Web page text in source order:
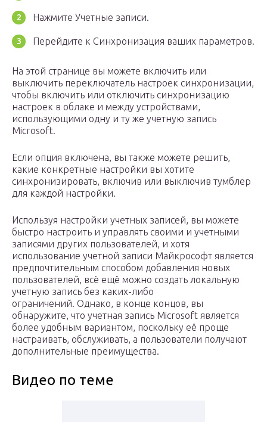
Нажмите Учетные записи.
Перейдите к Синхронизация ваших параметров.
На этой странице вы можете включить или
выключить переключатель настроек синхронизации,
чтобы включить или отключить синхронизацию
настроек в облаке и между устройствами,
использующими одну и ту же учетную запись
Microsoft.
Если опция включена, вы также можете решить,
какие конкретные настройки вы хотите
синхронизировать, включив или выключив тумблер
для каждой настройки.
Используя настройки учетных записей, вы можете
быстро настроить и управлять своими и учетными
записями других пользователей, и хотя
использование учетной записи Майкрософт является
предпочтительным способом добавления новых
пользователей, всё ещё можно создать локальную
учетную запись без каких-либо
ограничений. Однако, в конце концов, вы
обнаружите, что учетная запись Microsoft является
более удобным вариантом, поскольку её проще
настраивать, обслуживать, а пользователи получают
дополнительные преимущества.
Видео по теме